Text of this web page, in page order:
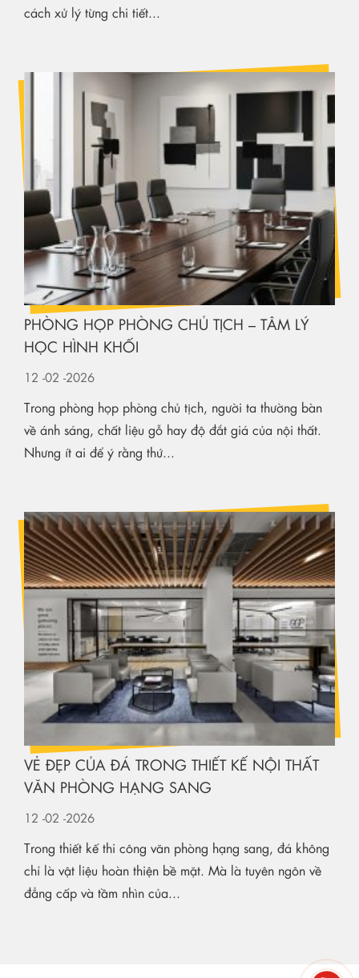
cách xử lý từng chi tiết...
PHÒNG HỌP PHÒNG CHỦ TỊCH – TÂM LÝ
HỌC HÌNH KHỐI
12 -02 -2026
Trong phòng họp phòng chủ tịch, người ta thường bàn
về ánh sáng, chất liệu gỗ hay độ đắt giá của nội thất.
Nhưng ít ai để ý rằng thứ...
VẺ ĐẸP CỦA ĐÁ TRONG THIẾT KẾ NỘI THẤT
VĂN PHÒNG HẠNG SANG
12 -02 -2026
Trong thiết kế thi công văn phòng hạng sang, đá không
chỉ là vật liệu hoàn thiện bề mặt. Mà là tuyên ngôn về
đẳng cấp và tầm nhìn của...